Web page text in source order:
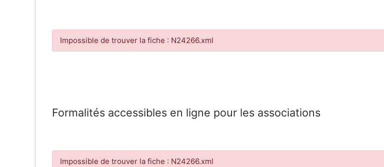
Impossible de trouver la fiche : N24266.xml
Formalités accessibles en ligne pour les associations
Impossible de trouver la fiche : N24266.xml